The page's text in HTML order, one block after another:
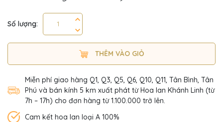
Số lượng:
THÊM VÀO GIỎ
Miễn phí giao hàng Q1, Q3, Q5, Q6, Q10, Q11, Tân Bình, Tân
Phú và bán kính 5 km xuất phát từ Hoa lan Khánh Linh (từ
7h – 17h) cho đơn hàng từ 1.100.000 trở lên.
Cam kết hoa lan loại A 100%